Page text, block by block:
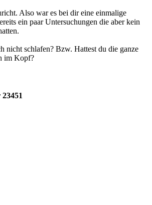
Also war es bei dir eine einmalige
ein paar Untersuchungen die aber kein
nicht schlafen? Bzw. Hattest du die ganze
im Kopf?